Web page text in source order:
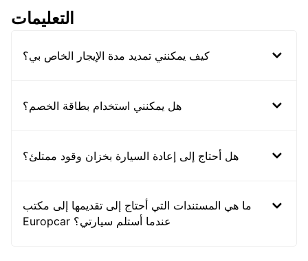
التعليمات
كيف يمكنني تمديد مدة الإيجار الخاص بي؟
هل يمكنني استخدام بطاقة الخصم؟
هل أحتاج إلى إعادة السيارة بخزان وقود ممتلئ؟
ما هي المستندات التي أحتاج إلى تقديمها إلى مكتب
Europcar عندما أستلم سيارتي؟